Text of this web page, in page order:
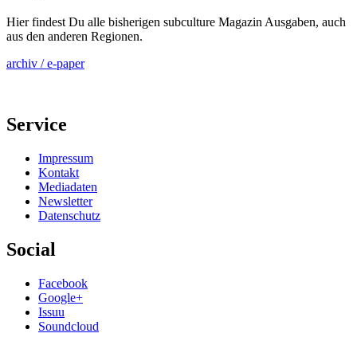
Hier findest Du alle bisherigen subculture Magazin Ausgaben, auch
aus den anderen Regionen.
archiv / e-paper
Service
Impressum
Kontakt
Mediadaten
Newsletter
Datenschutz
Social
Facebook
Google+
Issuu
Soundcloud